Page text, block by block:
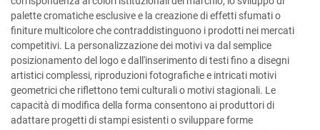
palette cromatiche esclusive e la creazione di effetti sfumati o
finiture multicolore che contraddistinguono i prodotti nei mercati
competitivi. La personalizzazione dei motivi va dal semplice
posizionamento del logo e dall'inserimento di testi fino a disegni
artistici complessi, riproduzioni fotografiche e intricati motivi
geometrici che riflettono temi culturali o motivi stagionali. Le
capacità di modifica della forma consentono ai produttori di
adattare progetti di stampi esistenti o sviluppare forme